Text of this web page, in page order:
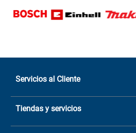
Servicios al Cliente
Quiénes somos
Sucursales
Tiendas y servicios
Casa Matriz: Avenida Chorrillos